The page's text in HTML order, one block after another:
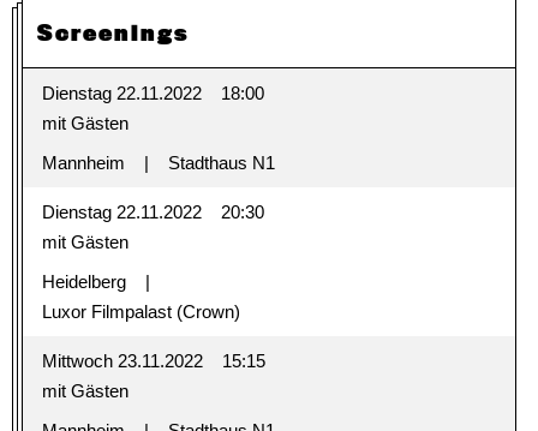
Screenings
Dienstag 22.11.2022
18:00
mit Gästen
Mannheim
Stadthaus N1
Dienstag 22.11.2022
20:30
mit Gästen
Heidelberg
Luxor Filmpalast (Crown)
Mittwoch 23.11.2022
15:15
mit Gästen